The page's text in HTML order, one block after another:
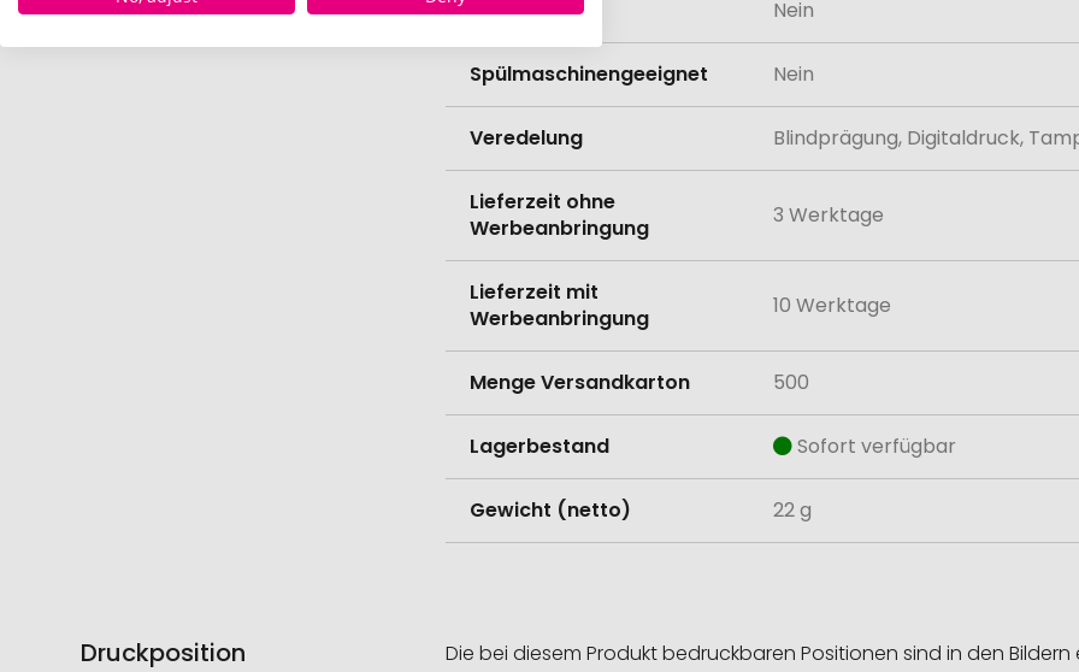
Bio-Produkt Nein
Spülmaschinengeeignet Nein
Veredelung Blindprägung, Digitaldruck,
Lieferzeit ohne
Werbeanbringung
3 Werktage
Lieferzeit mit
Werbeanbringung
10 Werktage
Menge Versandkarton 500
Lagerbestand Sofort verfügbar
Gewicht (netto) 22 g
Druckposition Die bei diesem Produkt bedruckbaren Positionen sind in den